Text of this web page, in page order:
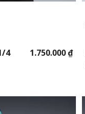
4
1.750.000 ₫